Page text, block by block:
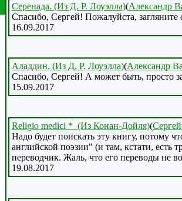
Серенада. (Из Д. Р. Лоуэлла)(Александр
Спасибо, Сергей! Пожалуйста,
16.09.2017
Аладдин. (Из Д. Р. Лоуэлла)(Александр
Спасибо, Сергей! А может быть, просто
15.09.2017
Religio medici * (Из Конан-Дойля)(
Надо будет поискать эту книгу, потому
английской поэзии" (и там, кстати, есть
переводчик. Жаль, что его переводы не
19.08.2017